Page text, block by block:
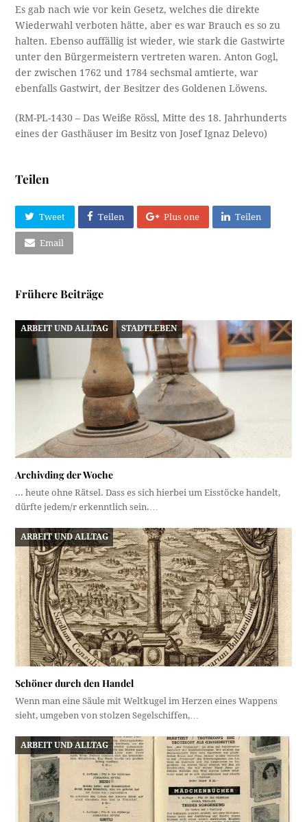
Es gab nach wie vor kein Gesetz, welches die direkte
Wiederwahl verboten hätte, aber es war Brauch es so zu
halten. Ebenso auffällig ist wieder, wie stark die Gastwirte
unter den Bürgermeistern vertreten waren. Anton Gogl,
der zwischen 1762 und 1784 sechsmal amtierte, war
ebenfalls Gastwirt, der Besitzer des Goldenen Löwens.
(RM-PL-1430 – Das Weiße Rössl, Mitte des 18. Jahrhunderts
eines der Gasthäuser im Besitz von Josef Ignaz Delevo)
Teilen
Tweet Teilen Plus one Teilen
Email
Frühere Beiträge
ARBEIT UND ALLTAG STADTLEBEN
Archivding der Woche
... heute ohne Rätsel. Dass es sich hierbei um Eisstöcke handelt,
dürfte jedem/r erkenntlich sein.…
ARBEIT UND ALLTAG
Schöner durch den Handel
Wenn man eine Säule mit Weltkugel im Herzen eines Wappens
sieht, umgeben von stolzen Segelschiffen,…
ARBEIT UND ALLTAG